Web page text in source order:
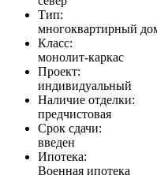
Тип:
многоквартирный
Класс:
монолит-каркас
Проект:
индивидуальный
Наличие отделки:
предчистовая
Срок сдачи:
введен
Ипотека:
Военная ипотека